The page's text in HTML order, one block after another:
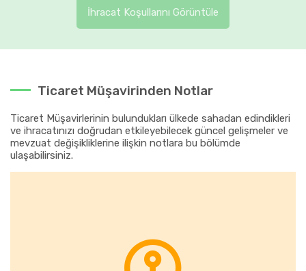
İhracat Koşullarını Görüntüle
Ticaret Müşavirinden Notlar
Ticaret Müşavirlerinin bulundukları ülkede sahadan edindikleri
ve ihracatınızı doğrudan etkileyebilecek güncel gelişmeler ve
mevzuat değişikliklerine ilişkin notlara bu bölümde
ulaşabilirsiniz.